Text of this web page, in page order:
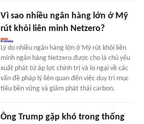
Vì sao nhiều ngân hàng lớn ở Mỹ
rút khỏi liên minh Netzero?
Lý do nhiều ngân hàng lớn ở Mỹ rút khỏi liên
minh ngân hàng Netzero được cho là chủ yếu
xuất phát từ áp lực chính trị và lo ngại về các
vấn đề pháp lý liên quan đến việc duy trì mục
tiêu bền vững và giảm phát thải carbon.
Ông Trump gặp khó trong thống